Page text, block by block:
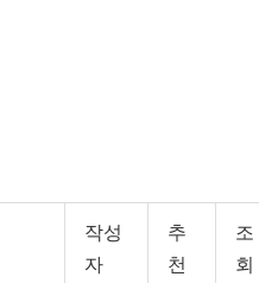
작성
자
추
천
조
회